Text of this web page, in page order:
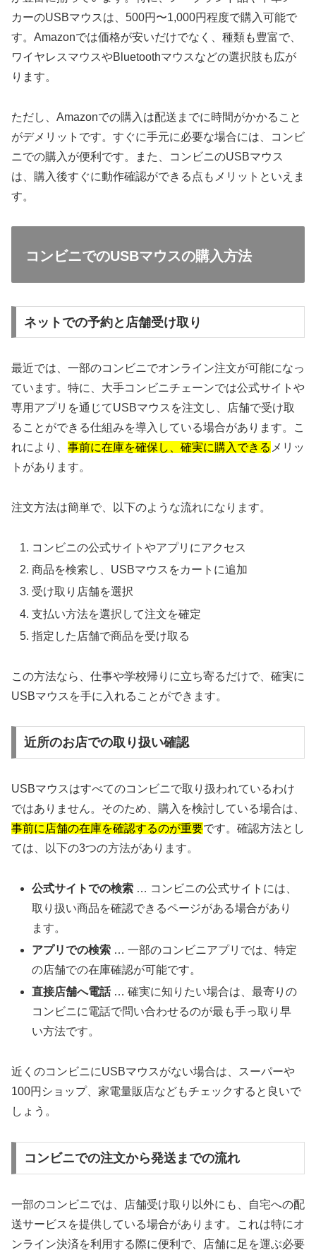
カーのUSBマウスは、500円〜1,000円程度で購入可能で
す。Amazonでは価格が安いだけでなく、種類も豊富で、
ワイヤレスマウスやBluetoothマウスなどの選択肢も広が
ります。
ただし、Amazonでの購入は配送までに時間がかかること
がデメリットです。すぐに手元に必要な場合には、コンビ
ニでの購入が便利です。また、コンビニのUSBマウス
は、購入後すぐに動作確認ができる点もメリットといえま
す。
コンビニでのUSBマウスの購入方法
ネットでの予約と店舗受け取り
最近では、一部のコンビニでオンライン注文が可能になっ
ています。特に、大手コンビニチェーンでは公式サイトや
専用アプリを通じてUSBマウスを注文し、店舗で受け取
ることができる仕組みを導入している場合があります。こ
れにより、 事前に在庫を確保し、確実に購入できる メリッ
トがあります。
注文方法は簡単で、以下のような流れになります。
コンビニの公式サイトやアプリにアクセス
商品を検索し、USBマウスをカートに追加
受け取り店舗を選択
支払い方法を選択して注文を確定
指定した店舗で商品を受け取る
この方法なら、仕事や学校帰りに立ち寄るだけで、確実に
USBマウスを手に入れることができます。
近所のお店での取り扱い確認
USBマウスはすべてのコンビニで取り扱われているわけ
ではありません。そのため、購入を検討している場合は、
事前に店舗の在庫を確認するのが重要です。確認方法とし
ては、以下の3つの方法があります。
公式サイトでの検索 … コンビニの公式サイトには、
取り扱い商品を確認できるページがある場合があり
ます。
アプリでの検索 … 一部のコンビニアプリでは、特定
の店舗での在庫確認が可能です。
直接店舗へ電話… 確実に知りたい場合は、最寄りの
コンビニに電話で問い合わせるのが最も手っ取り早
い方法です。
近くのコンビニにUSBマウスがない場合は、スーパーや
100円ショップ、家電量販店などもチェックすると良いで
しょう。
コンビニでの注文から発送までの流れ
一部のコンビニでは、店舗受け取り以外にも、自宅への配
送サービスを提供している場合があります。これは特にオ
ンライン決済を利用する際に便利で、店舗に足を運ぶ必要